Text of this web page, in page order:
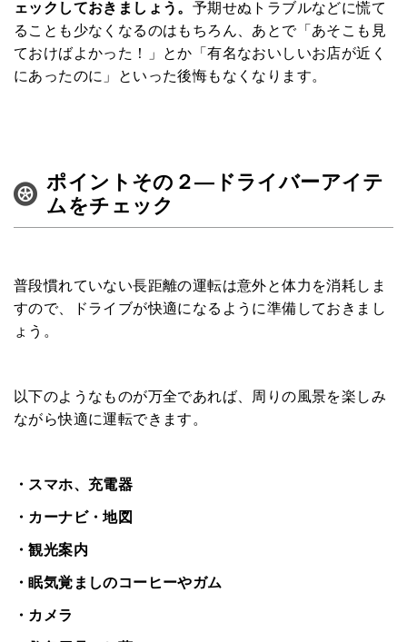
マチネタ
ペットNOW
運営会社
ェックしておきましょう。 予期せぬトラブルなどに慌て
ることも少なくなるのはもちろん、あとで「あそこも見
ておけばよかった！」とか「有名なおいしいお店が近く
にあったのに」といった後悔もなくなります。
ポイントその２—ドライバーアイテ
ムをチェック
普段慣れていない長距離の運転は意外と体力を消耗しま
すので、ドライブが快適になるように準備しておきまし
ょう。
以下のようなものが万全であれば、周りの風景を楽しみ
ながら快適に運転できます。
・スマホ、充電器
・カーナビ・地図
・観光案内
・眠気覚ましのコーヒーやガム
・カメラ